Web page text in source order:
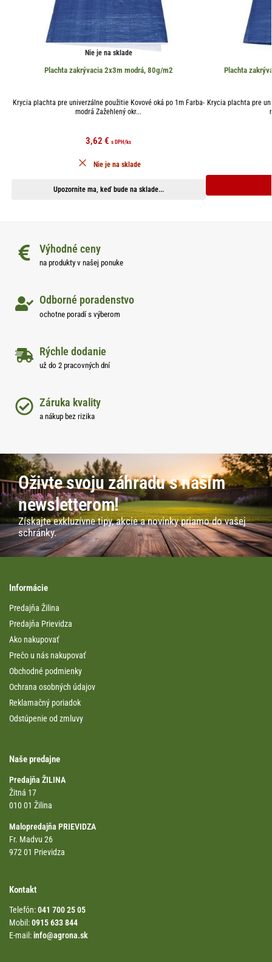
Nie je na sklade
Plachta zakrývacia 2x3m modrá, 80g/m2
Krycia plachta pre univerzálne použitie Kovové oká po 1m Farba-
modrá Zažehlený okr...
3,62€ s DPH/ks
Upozornite ma, keď bude na sklade...
Nie je na sklade
Plachta
Krycia plachta pre
Výhodné ceny
na produkty v našej ponuke
Odborné poradenstvo
ochotne poradí s výberom
Rýchle dodanie
už do 2 pracovných dní
Záruka kvality
a nákup bez rizika
Oživte svoju záhradu s naším
newsletterom!
Získajte exkluzívne tipy, akcie a novinky priamo do vašej
schránky.
Informácie
Predajňa Žilina
Predajňa Prievidza
Ako nakupovať
Prečo u nás nakupovať
Obchodné podmienky
Ochrana osobných údajov
Reklamačný poriadok
Odstúpenie od zmluvy
Naše predajne
Predajňa ŽILINA
Žitná 17
010 01 Žilina
Malopredajňa PRIEVIDZA
Fr. Madvu 26
972 01 Prievidza
Kontakt
Telefón:041 700 25 05
Mobil:0915 633 844
E-mail:info@agrona.sk